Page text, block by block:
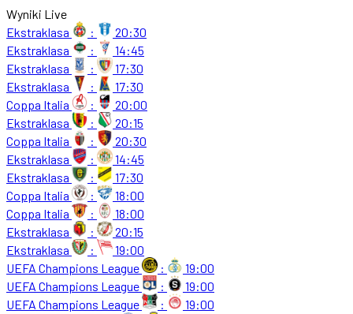
Wyniki Live
Ekstraklasa
:
20:30
Ekstraklasa
:
14:45
Ekstraklasa
:
17:30
Ekstraklasa
:
17:30
Coppa Italia
:
20:00
Ekstraklasa
:
20:15
Coppa Italia
:
20:30
Ekstraklasa
:
14:45
Ekstraklasa
:
17:30
Coppa Italia
:
18:00
Coppa Italia
:
18:00
Ekstraklasa
:
20:15
Ekstraklasa
:
19:00
UEFA Champions League
:
19:00
UEFA Champions League
:
19:00
UEFA Champions League
:
19:00